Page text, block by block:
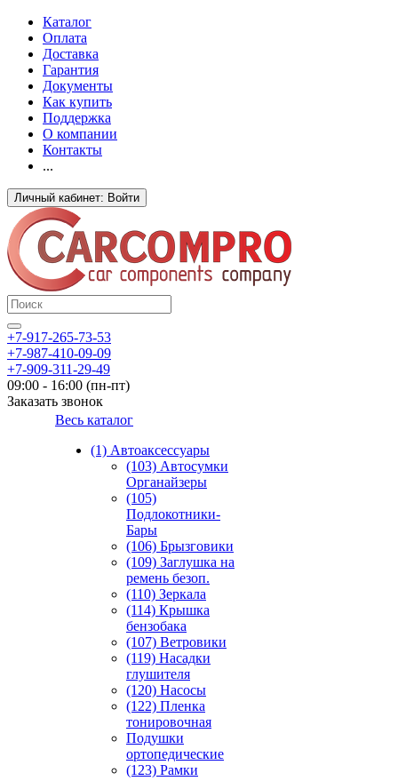
Каталог
Оплата
Доставка
Гарантия
Документы
Как купить
Поддержка
О компании
Контакты
...
Личный кабинет: Войти
+7-917-265-73-53
+7-987-410-09-09
+7-909-311-29-49
09:00 - 16:00 (пн-пт)
Заказать звонок
Весь каталог
(1) Автоаксессуары
(103) Автосумки
Органайзеры
(105)
Подлокотники-
Бары
(106) Брызговики
(109) Заглушка на
ремень безоп.
(110) Зеркала
(114) Крышка
бензобака
(107) Ветровики
(119) Насадки
глушителя
(120) Насосы
(122) Пленка
тонировочная
Подушки
ортопедические
(123) Рамки